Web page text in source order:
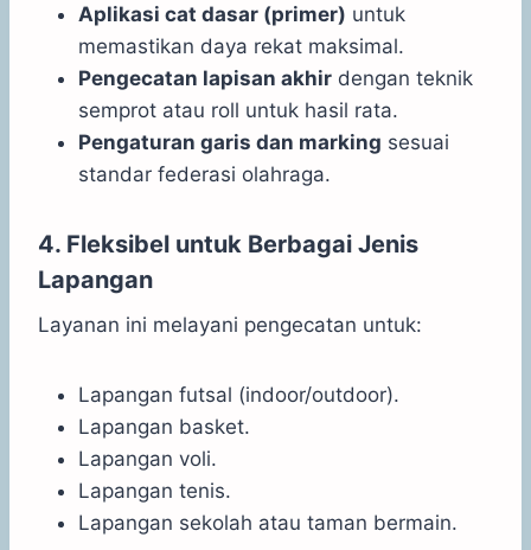
Aplikasi cat dasar (primer) untuk
memastikan daya rekat maksimal.
Pengecatan lapisan akhir dengan teknik
semprot atau roll untuk hasil rata.
Pengaturan garis dan marking sesuai
standar federasi olahraga.
4. Fleksibel untuk Berbagai Jenis
Lapangan
Layanan ini melayani pengecatan untuk:
Lapangan futsal (indoor/outdoor).
Lapangan basket.
Lapangan voli.
Lapangan tenis.
Lapangan sekolah atau taman bermain.